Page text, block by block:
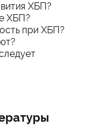
ХБП?
ХБП?
при ХБП?